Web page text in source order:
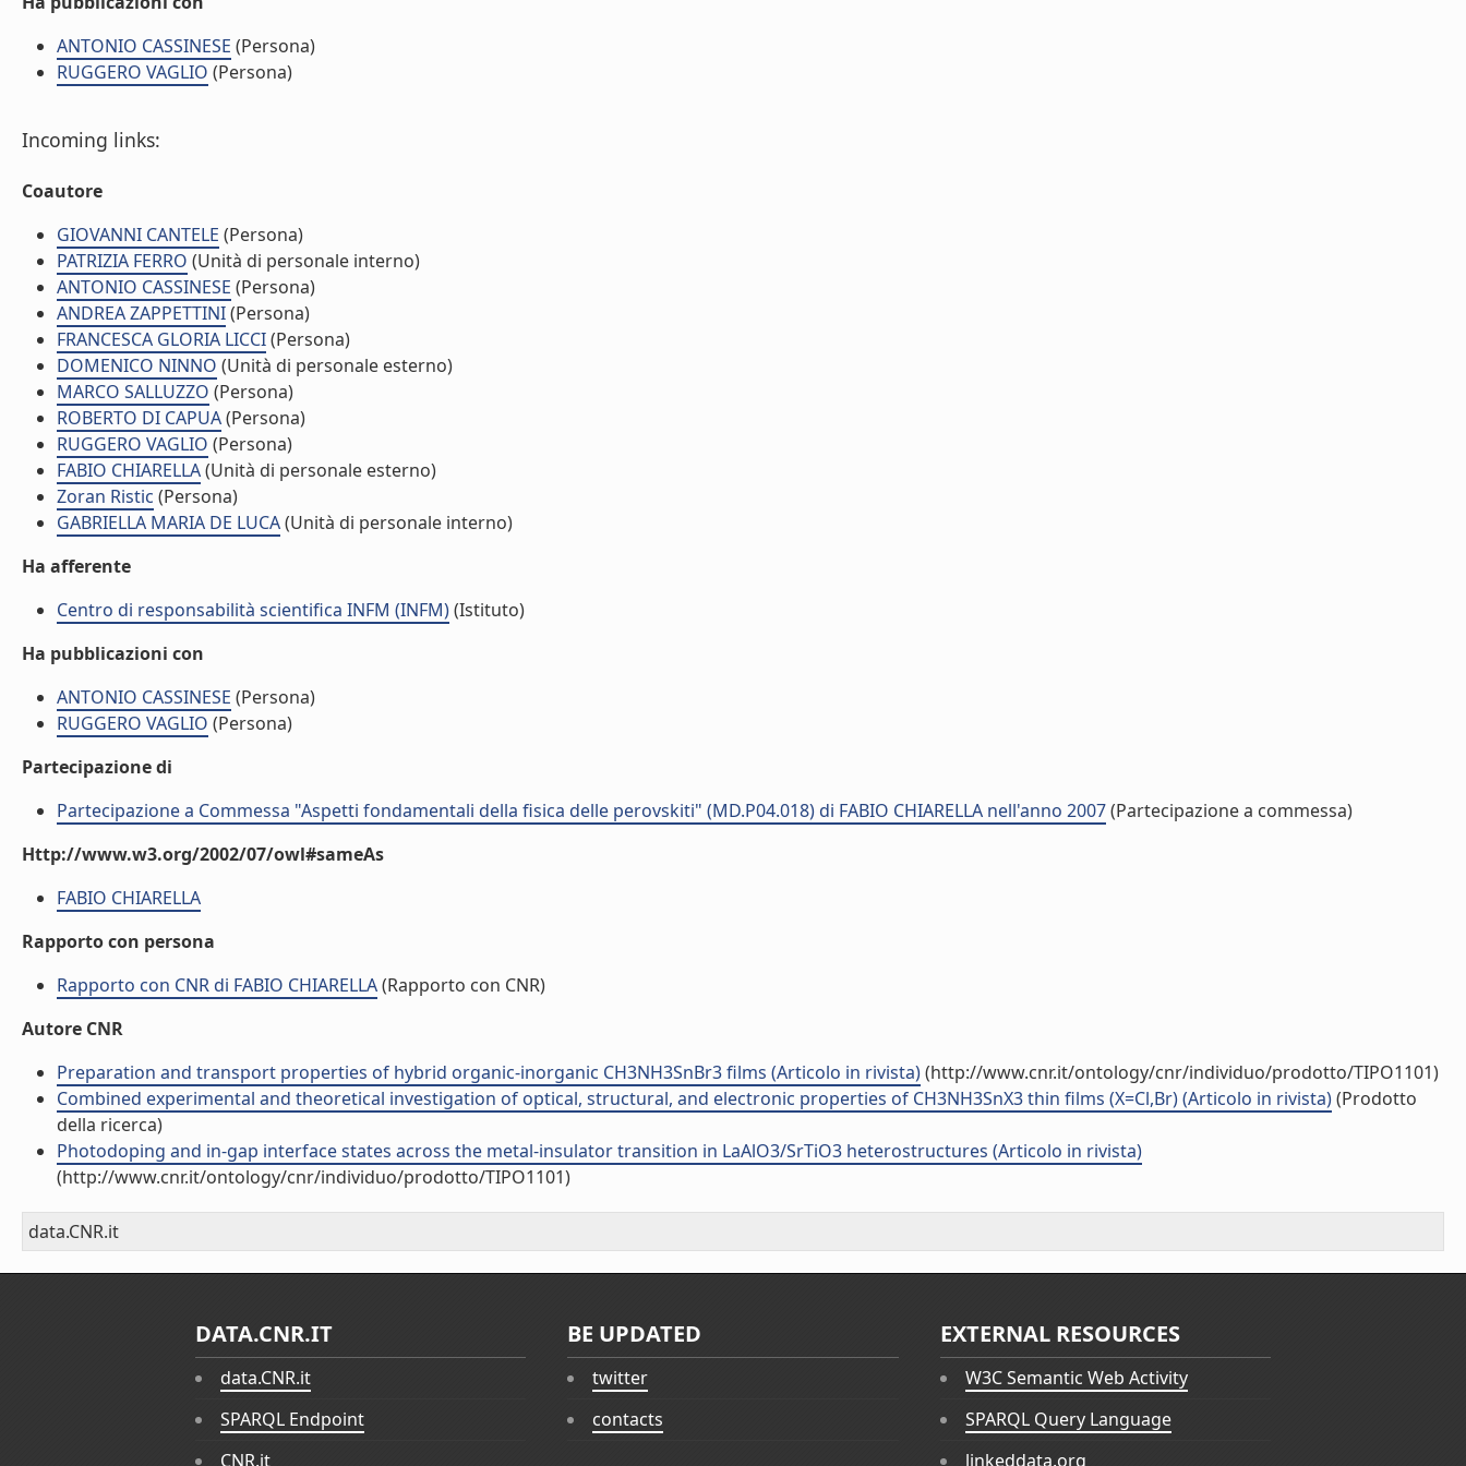
ANTONIO CASSINESE (Persona)
RUGGERO VAGLIO (Persona)
Incoming links:
Coautore
GIOVANNI CANTELE (Persona)
PATRIZIA FERRO (Unità di personale interno)
ANTONIO CASSINESE (Persona)
ANDREA ZAPPETTINI(Persona)
FRANCESCA GLORIA LICCI(Persona)
DOMENICO NINNO (Unità di personale esterno)
MARCO SALLUZZO (Persona)
ROBERTO DI CAPUA(Persona)
RUGGERO VAGLIO (Persona)
FABIO CHIARELLA(Unità di personale esterno)
Zoran Ristic (Persona)
GABRIELLA MARIA DE LUCA(Unità di personale interno)
Ha afferente
Centro di responsabilità scientifica INFM (INFM)(Istituto)
Ha pubblicazioni con
ANTONIO CASSINESE (Persona)
RUGGERO VAGLIO (Persona)
Partecipazione di
Partecipazione a Commessa "Aspetti fondamentali della fisica delle perovskiti" (MD.P04.018) di FABIO CHIARELLA nell'anno 2007(Partecipazione a commessa)
Http://www.w3.org/2002/07/owl#sameAs
FABIO CHIARELLA
Rapporto con persona
Rapporto con CNR di FABIO CHIARELLA(Rapporto con CNR)
Autore CNR
Preparation and transport properties of hybrid organic-inorganic CH3NH3SnBr3 films (Articolo in rivista)(http://www.cnr.it/ontology/cnr/individuo/prodotto/TIPO1101)
Combined experimental and theoretical investigation of optical, structural, and electronic properties of CH3NH3SnX3 thin films (X=Cl,Br) (Articolo in rivista)(Prodotto
della ricerca)
Photodoping and in-gap interface states across the metal-insulator transition in LaAlO3/SrTiO3 heterostructures (Articolo in rivista)
(http://www.cnr.it/ontology/cnr/individuo/prodotto/TIPO1101)
data.CNR.it
DATA.CNR.IT
data.CNR.it
SPARQL Endpoint
CNR.it
BE UPDATED
twitter
contacts
EXTERNAL RESOURCES
W3C Semantic Web Activity
SPARQL Query Language
linkeddata.org